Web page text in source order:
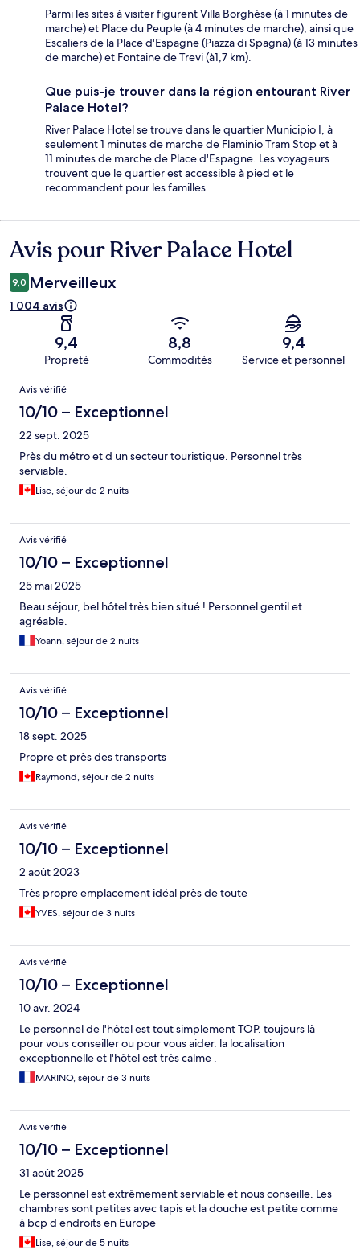
Parmi les sites à visiter figurent Villa Borghèse (à 1 minutes de
marche) et Place du Peuple (à 4 minutes de marche), ainsi que
Escaliers de la Place d'Espagne (Piazza di Spagna) (à 13 minutes
de marche) et Fontaine de Trevi (à1,7 km).
Que puis-je trouver dans la région entourant River
Palace Hotel?
River Palace Hotel se trouve dans le quartier Municipio I, à
seulement 1 minutes de marche de Flaminio Tram Stop et à
11 minutes de marche de Place d'Espagne. Les voyageurs
trouvent que le quartier est accessible à pied et le
recommandent pour les familles.
Avis
Avis pour River Palace Hotel
9,0 Merveilleux
1 004 avis
9,4
Propreté
8,8
Commodités
9,4
Service et personnel
Avis
Avis vérifié
10/10 – Exceptionnel
22 sept. 2025
Près du métro et d un secteur touristique. Personnel très
serviable.
Lise, séjour de 2 nuits
Avis vérifié
10/10 – Exceptionnel
25 mai 2025
Beau séjour, bel hôtel très bien situé ! Personnel gentil et
agréable.
Yoann, séjour de 2 nuits
Avis vérifié
10/10 – Exceptionnel
18 sept. 2025
Propre et près des transports
Raymond, séjour de 2 nuits
Avis vérifié
10/10 – Exceptionnel
2 août 2023
Très propre emplacement idéal près de toute
YVES, séjour de 3 nuits
Avis vérifié
10/10 – Exceptionnel
10 avr. 2024
Le personnel de l'hôtel est tout simplement TOP. toujours là
pour vous conseiller ou pour vous aider. la localisation
exceptionnelle et l'hôtel est très calme .
MARINO, séjour de 3 nuits
Avis vérifié
10/10 – Exceptionnel
31 août 2025
Le perssonnel est extrêmement serviable et nous conseille. Les
chambres sont petites avec tapis et la douche est petite comme
à bcp d endroits en Europe
Lise, séjour de 5 nuits